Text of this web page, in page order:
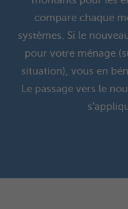
compare chaque
systèmes. Si le
pour votre ménage
situation), vous en
Le passage vers le